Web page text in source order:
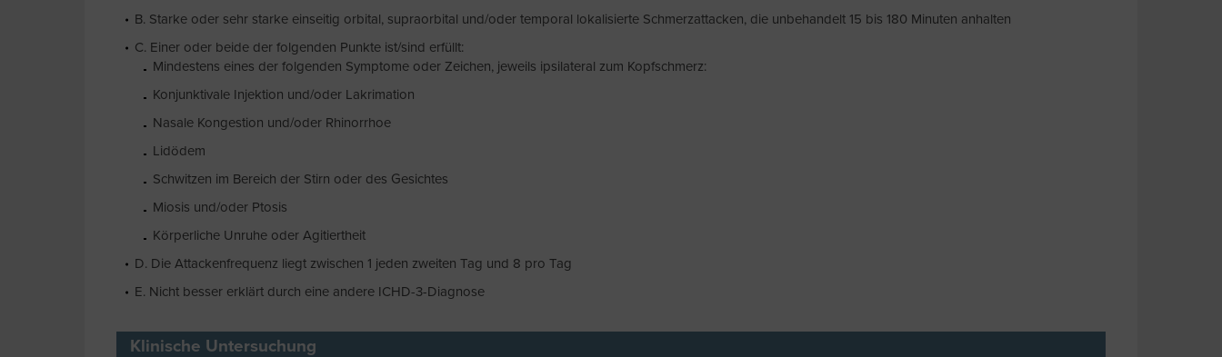
B. Starke oder sehr starke einseitig orbital, supraorbital und/oder temporal lokalisierte Schmerzattacken, die unbehandelt 15 bis 180 Minuten anhalten
C. Einer oder beide der folgenden Punkte ist/sind erfüllt:
Mindestens eines der folgenden Symptome oder Zeichen, jeweils ipsilateral zum Kopfschmerz:
Konjunktivale Injektion und/oder Lakrimation
Nasale Kongestion und/oder Rhinorrhoe
Lidödem
Schwitzen im Bereich der Stirn oder des Gesichtes
Miosis und/oder Ptosis
Körperliche Unruhe oder Agitiertheit
D. Die Attackenfrequenz liegt zwischen 1 jeden zweiten Tag und 8 pro Tag
E. Nicht besser erklärt durch eine andere ICHD-3-Diagnose
Klinische Untersuchung